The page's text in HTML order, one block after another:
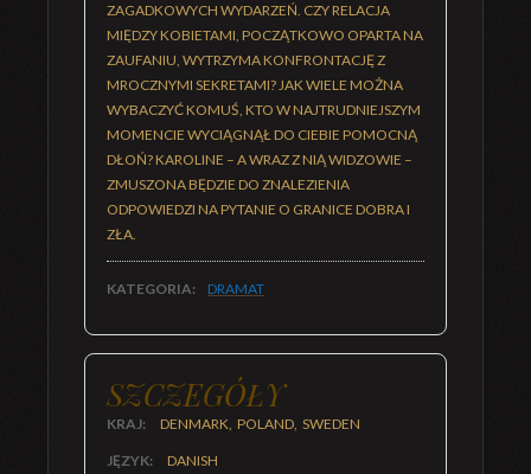
ZAGADKOWYCH WYDARZEŃ. CZY RELACJA
MIĘDZY KOBIETAMI, POCZĄTKOWO OPARTA NA
ZAUFANIU, WYTRZYMA KONFRONTACJĘ Z
MROCZNYMI SEKRETAMI? JAK WIELE MOŻNA
WYBACZYĆ KOMUŚ, KTO W NAJTRUDNIEJSZYM
MOMENCIE WYCIĄGNĄŁ DO CIEBIE POMOCNĄ
DŁOŃ? KAROLINE – A WRAZ Z NIĄ WIDZOWIE –
ZMUSZONA BĘDZIE DO ZNALEZIENIA
ODPOWIEDZI NA PYTANIE O GRANICE DOBRA I
ZŁA.
KATEGORIA: DRAMAT
SZCZEGÓŁY
KRAJ: DENMARK, POLAND, SWEDEN
JĘZYK: DANISH